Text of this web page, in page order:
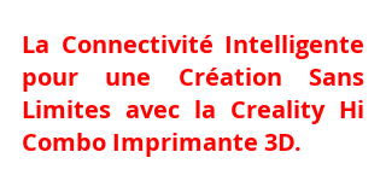
La Connectivité Intelligente
pour une Création Sans
Limites avec la Creality Hi
Combo Imprimante 3D.